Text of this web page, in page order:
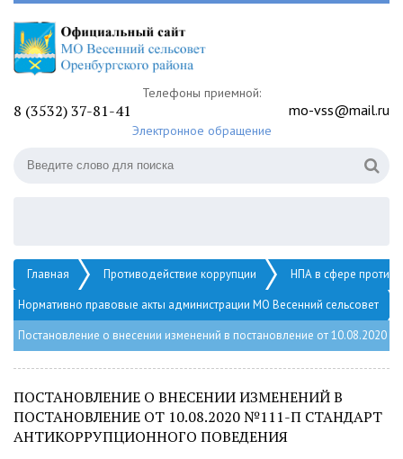
Телефоны приемной:
8 (3532) 37-81-41 mo-vss@mail.ru
Электронное обращение
Главная Противодействие коррупции
НПА в сфере
Нормативно правовые акты администрации МО Весенний сельсовет
Постановление о внесении изменений в постановление от 10.08.2020
ПОСТАНОВЛЕНИЕ О ВНЕСЕНИИ ИЗМЕНЕНИЙ В
ПОСТАНОВЛЕНИЕ ОТ 10.08.2020 №111-П СТАНДАРТ
АНТИКОРРУПЦИОННОГО ПОВЕДЕНИЯ